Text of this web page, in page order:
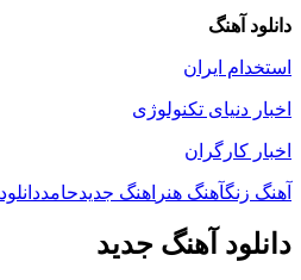
دانلود آهنگ
استخدام ایران
اخبار دنیای تکنولوژی
اخبار کارگران
آهنگ زنگآهنگ هنر اهنگ جدیدحامددانلود
دانلود آهنگ جدید